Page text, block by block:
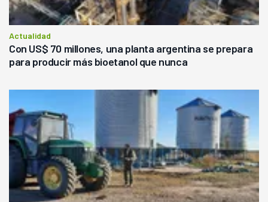
Actualidad
Con US$ 70 millones, una planta argentina se prepara
para producir más bioetanol que nunca